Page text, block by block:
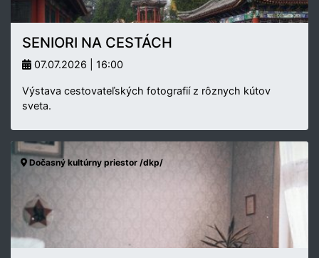
SENIORI NA CESTÁCH
07.07.2026 | 16:00
Výstava cestovateľských fotografií z rôznych kútov
sveta.
Dočasný kultúrny priestor /dkp/